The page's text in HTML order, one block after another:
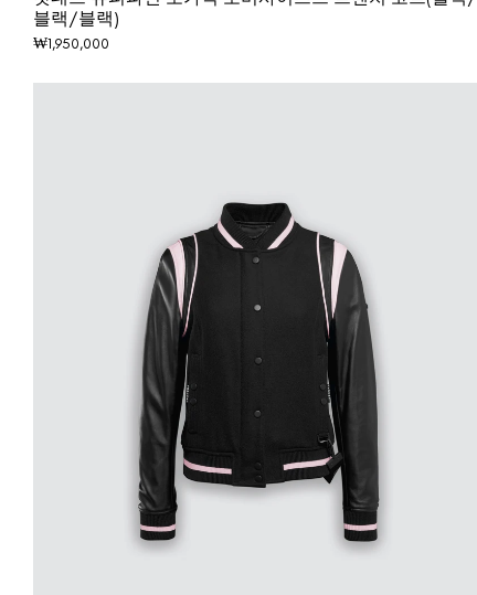
블랙/블랙)
₩1,950,000